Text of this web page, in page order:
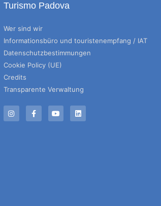
Turismo Padova
Wer sind wir
Informationsbüro und touristenempfang / IAT
Datenschutzbestimmungen
Cookie Policy (UE)
Credits
Transparente Verwaltung